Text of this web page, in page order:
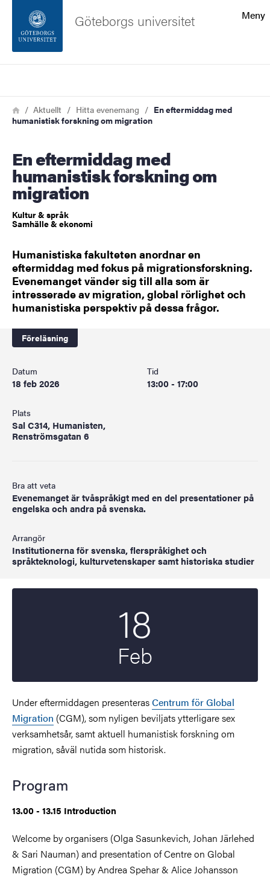
Sidfoten
Om webbplatsen
Meny
Göteborgs universitet
Länkstig
HemAktuellt Hitta evenemang
En eftermiddag med
humanistisk forskning om migration
En eftermiddag med
humanistisk forskning om
migration
Kultur & språk
Samhälle & ekonomi
Humanistiska fakulteten anordnar en
eftermiddag med fokus på migrationsforskning.
Evenemanget vänder sig till alla som är
intresserade av migration, global rörlighet och
humanistiska perspektiv på dessa frågor.
Föreläsning
Datum
18 feb 2026
Tid
13:00 - 17:00
Plats
Sal C314, Humanisten,
Renströmsgatan 6
Bra att veta
Evenemanget är tvåspråkigt med en del presentationer på
engelska och andra på svenska.
Arrangör
Institutionerna för svenska, flerspråkighet och
språkteknologi, kulturvetenskaper samt historiska studier
18
Feb
Under eftermiddagen presenterasCentrum för Global
Migration (CGM), som nyligen beviljats ytterligare sex
verksamhetsår, samt aktuell humanistisk forskning om
migration, såväl nutida som historisk.
Program
13.00 - 13.15 Introduction
Welcome by organisers (Olga Sasunkevich, Johan Järlehed
& Sari Nauman) and presentation of Centre on Global
Migration (CGM) by Andrea Spehar & Alice Johansson